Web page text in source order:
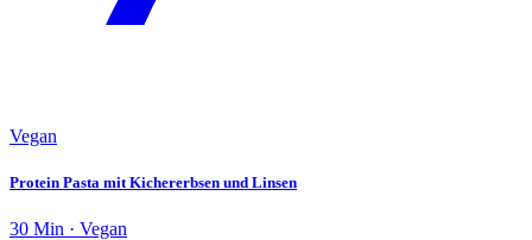
Vegan
Protein Pasta mit Kichererbsen und Linsen
30 Min · Vegan